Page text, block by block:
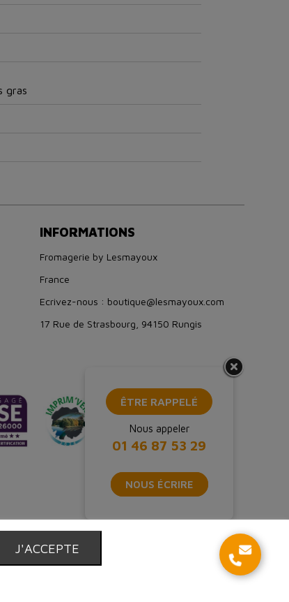
gras
INFORMATIONS
Fromagerie by Lesmayoux
France
Ecrivez-nous : boutique@lesmayoux.com
17 Rue de Strasbourg, 94150 Rungis
ÊTRE RAPPELÉ
Nous appeler
01 46 87 53 29
NOUS ÉCRIRE
J'ACCEPTE